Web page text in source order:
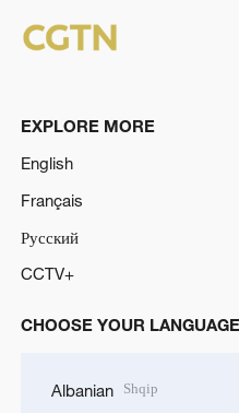
EXPLORE MORE
English
Français
Русский
CCTV+
CHOOSE YOUR LANGUAGE
Albanian Shqip